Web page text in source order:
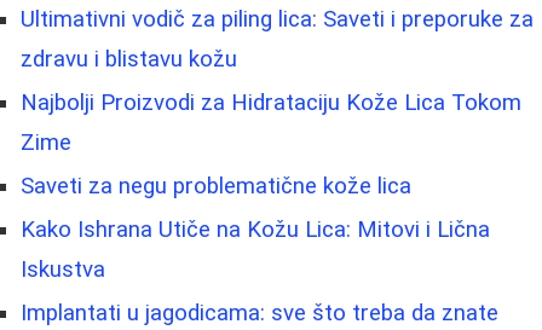
Ultimativni vodič za piling lica: Saveti i preporuke za
zdravu i blistavu kožu
Najbolji Proizvodi za Hidrataciju Kože Lica Tokom
Zime
Saveti za negu problematične kože lica
Kako Ishrana Utiče na Kožu Lica: Mitovi i Lična
Iskustva
Implantati u jagodicama: sve što treba da znate